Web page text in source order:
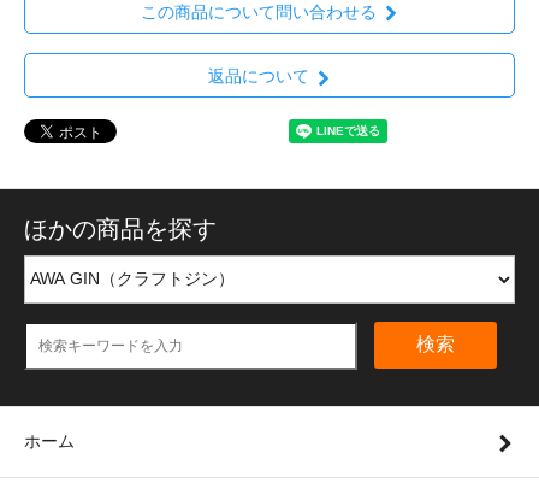
この商品について問い合わせる
返品について
ほかの商品を探す
検索
ホーム